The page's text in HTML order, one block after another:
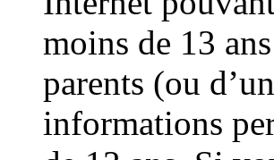
moins de 13
parents (ou
informations